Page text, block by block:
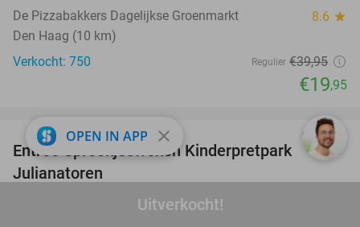
Uitverkocht!
De Pizzabakkers Dagelijkse Groenmarkt 8.6 star
Den Haag (10 km)
Verkocht: 750
Regulier €39,95
€19,95
39%
Entree Sprookjesweken Kinderpretpark
Julianatoren
Kinderpretpark Julianatoren
OPEN IN APP close